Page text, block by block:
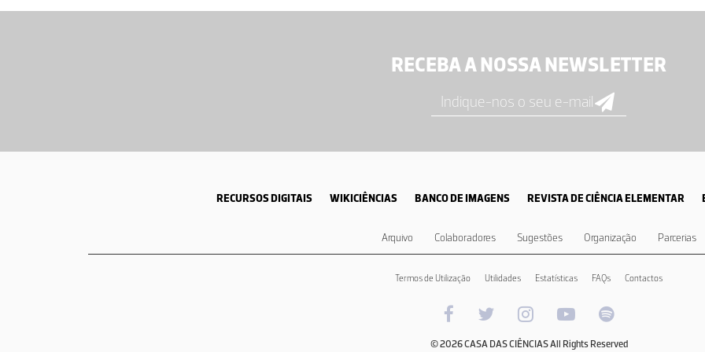
RECEBA A NOSSA NEWSLETTER
RECURSOS DIGITAIS WIKICIÊNCIAS BANCO DE IMAGENS REVISTA DE CIÊNCIA ELEMENTAR
Arquivo Colaboradores Sugestões Organização Parcerias
Termos de Utilização Utilidades Estatísticas FAQs Contactos
© 2026 CASA DAS CIÊNCIAS All Rights Reserved